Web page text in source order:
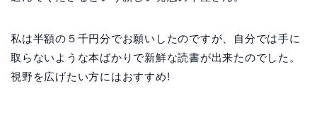
私は半額の５千円分でお願いしたのですが、自分では手に
取らないような本ばかりで新鮮な読書が出来たのでした。
視野を広げたい方にはおすすめ!